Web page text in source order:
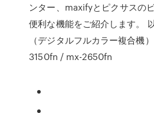
ンター、maxifyとピクサスの
便利な機能をご紹介します。
（デジタルフルカラー複合
3150fn / mx-2650fn